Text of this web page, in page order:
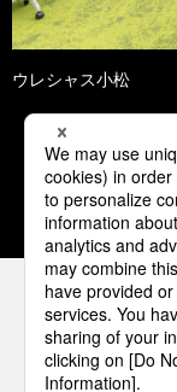
ウレシャス小松
1
パナソニ